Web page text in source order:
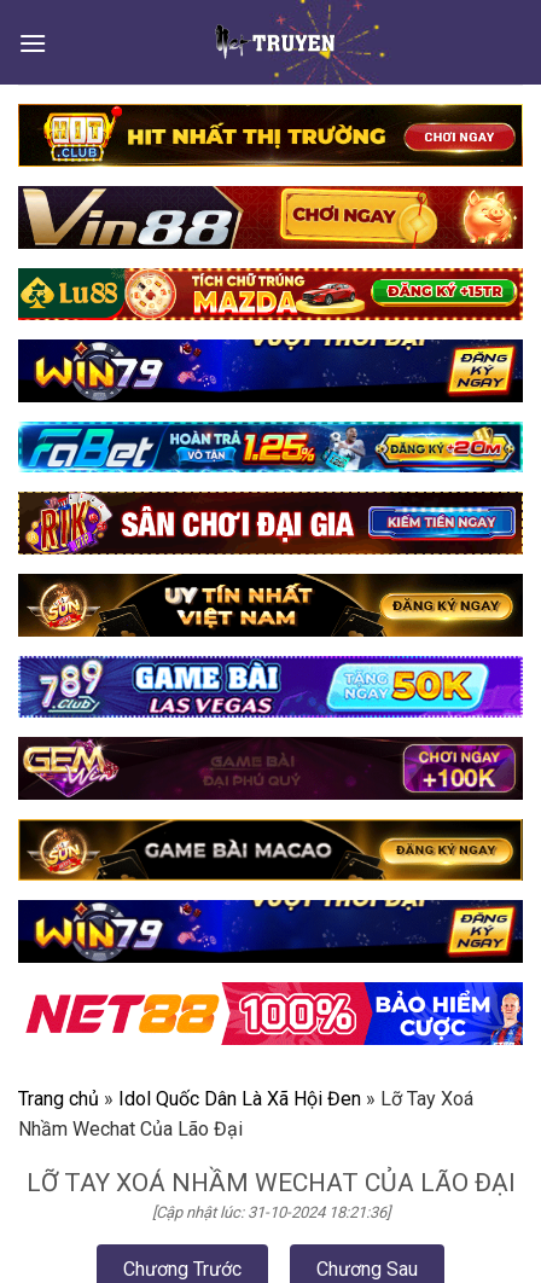
Trang chủ » Idol Quốc Dân Là Xã Hội Đen » Lỡ Tay Xoá
Nhầm Wechat Của Lão Đại
LỠ TAY XOÁ NHẦM WECHAT CỦA LÃO ĐẠI
[Cập nhật lúc: 31-10-2024 18:21:36]
Chương Trước Chương Sau